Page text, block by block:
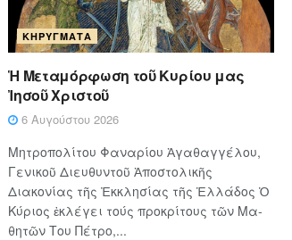
ΚΗΡΎΓΜΑΤΑ
Ἡ Μεταμόρφωση τοῦ Κυρίου μας
Ἰησοῦ Χριστοῦ
6 Αυγούστου 2026
Μητροπολίτου Φαναρίου Ἀγαθαγγέλου,
Γενικοῦ Διευθυντοῦ Ἀποστολικῆς
Διακονίας τῆς Ἐκκλησίας τῆς Ἑλλάδος Ὁ
Κύ­ρι­ος ἐκλέγει τούς προ­κρί­τους τῶν Μα­
θη­τῶν Του Πέ­τρο,...